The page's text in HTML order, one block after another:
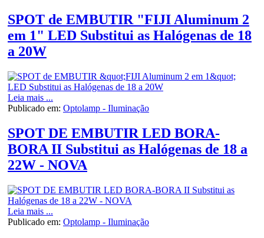
SPOT de EMBUTIR "FIJI Aluminum 2
em 1" LED Substitui as Halógenas de 18
a 20W
Leia mais ...
Publicado em: Optolamp - Iluminação
SPOT DE EMBUTIR LED BORA-
BORA II Substitui as Halógenas de 18 a
22W - NOVA
Leia mais ...
Publicado em: Optolamp - Iluminação